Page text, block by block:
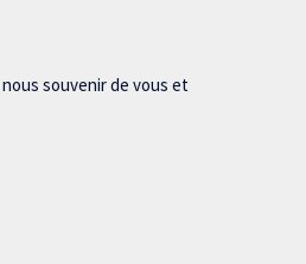
souvenir de vous et